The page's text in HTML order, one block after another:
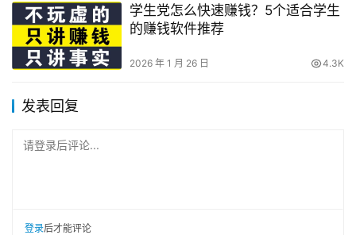
学生党怎么快速赚钱？5个适合学生
的赚钱软件推荐
2026 年 1 月 26 日 4.3K
发表回复
请登录后评论...
登录后才能评论